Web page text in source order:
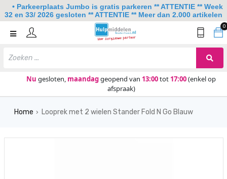
0
Nu gesloten, maandaggeopend van 13:00tot 17:00(enkel op
afspraak)
Home
Keuken
Home › Looprek met 2 wielen Stander Fold N Go Blauw
• Parkeerplaats Jumbo is gratis parkeren ** ATTENTIE ** Week
32 en 33/ 2026 gesloten ** ATTENTIE ** Meer dan 2.000 artikelen